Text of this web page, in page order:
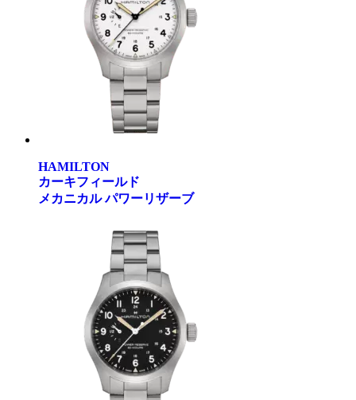
HAMILTON
カーキフィールド
メカニカル パワーリザーブ